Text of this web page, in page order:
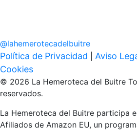
@lahemerotecadelbuitre
Política de Privacidad Aviso
Cookies
© 2026 La Hemeroteca del Buitre
reservados.
La Hemeroteca del Buitre participa
Afiliados de Amazon EU, un